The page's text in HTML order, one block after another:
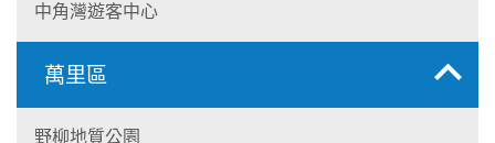
中角灣遊客中心
萬里區
野柳地質公園